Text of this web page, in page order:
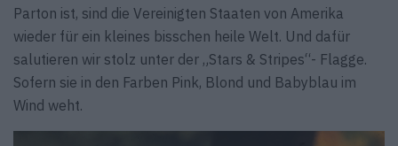
Parton ist, sind die Vereinigten Staaten von Amerika
wieder für ein kleines bisschen heile Welt. Und dafür
salutieren wir stolz unter der „Stars & Stripes“- Flagge.
Sofern sie in den Farben Pink, Blond und Babyblau im
Wind weht.